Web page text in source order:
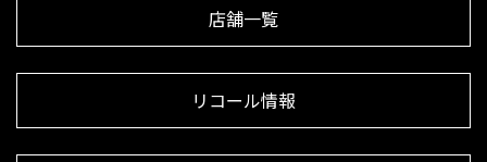
店舗一覧
リコール情報